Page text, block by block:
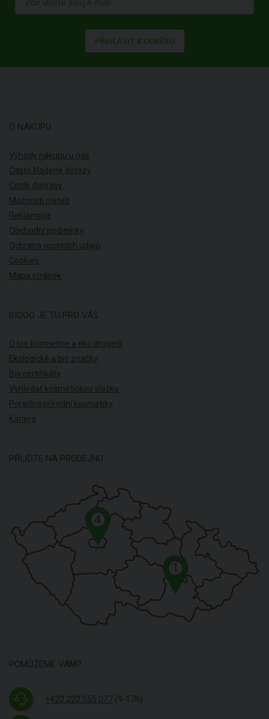
PŘIHLÁSIT K ODBĚRU
O NÁKUPU
Výhody nákupu u nás
Často kladené dotazy
Ceník dopravy
Možnosti plateb
Reklamace
Obchodní podmínky
Ochrana osobních údajů
Cookies
Mapa stránek
BIOOO JE TU PRO VÁS
O bio kosmetice a eko drogerii
Ekologické a bio značky
Bio certifikáty
Vyhledat kosmetickou složku
Poradna přírodní kosmetiky
Kariéra
PŘIJĎTE NA PRODEJNU
1
4
POMŮŽEME VÁM?
+420 220 555 077 (9-17h)